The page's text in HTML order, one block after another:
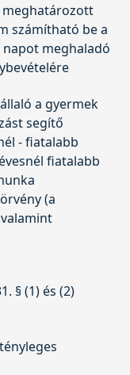
számítható be a
meghaladó
a gyermek
segítő
- fiatalabb
fiatalabb
(a
§ (1) és (2)